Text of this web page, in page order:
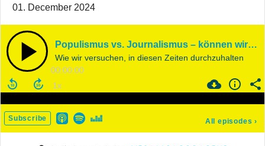
01. December 2024
Populismus vs. Journalismus – können wir das schaffen?
Wie wir versuchen, in diesen Zeiten durchzuhalten
00:00:00
Subscribe All episodes ›